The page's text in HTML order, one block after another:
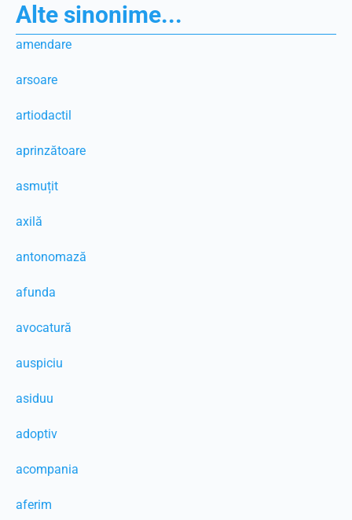
Alte sinonime...
amendare
arsoare
artiodactil
aprinzătoare
asmuțit
axilă
antonomază
afunda
avocatură
auspiciu
asiduu
adoptiv
acompania
aferim